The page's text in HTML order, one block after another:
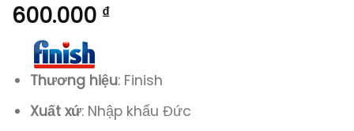
600.000 ₫
Thương hiệu: Finish
Xuất xứ: Nhập khẩu Đức